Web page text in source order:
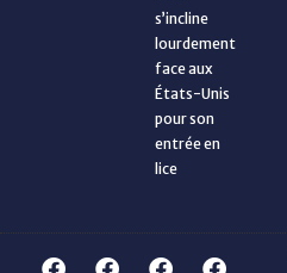
s’incline
lourdement
face aux
États-Unis
pour son
entrée en
lice